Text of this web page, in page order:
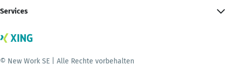
Services
© New Work SE | Alle Rechte vorbehalten